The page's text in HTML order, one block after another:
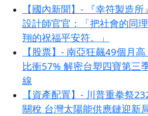
【國內新聞】- 『幸符製造
設計師官官：「把社會的同
翔的祝福平安符。」
【股票】- 南亞狂飆49個月
比衝57% 解密台塑四寶第三
線
【資產配置】- 川普重拳祭
關稅 台灣太陽能供應鏈迎新